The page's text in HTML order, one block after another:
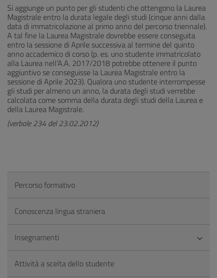
Si aggiunge un punto per gli studenti che ottengono la Laurea
Magistrale entro la durata legale degli studi (cinque anni dalla
data di immatricolazione al primo anno del percorso triennale).
A tal fine la Laurea Magistrale dovrebbe essere conseguita
entro la sessione di Aprile successiva al termine del quinto
anno accademico di corso (p. es. uno studente immatricolato
alla Laurea nell’A.A. 2017/2018 potrebbe ottenere il punto
aggiuntivo se conseguisse la Laurea Magistrale entro la
sessione di Aprile 2023). Qualora uno studente interrompesse
gli studi per almeno un anno, la durata degli studi verrebbe
calcolata come somma della durata degli studi della Laurea e
della Laurea Magistrale.
(verbale 234 del 23.02.2012)
Percorso formativo
Conoscenza lingua straniera
Insegnamenti
Attività a scelta dello studente